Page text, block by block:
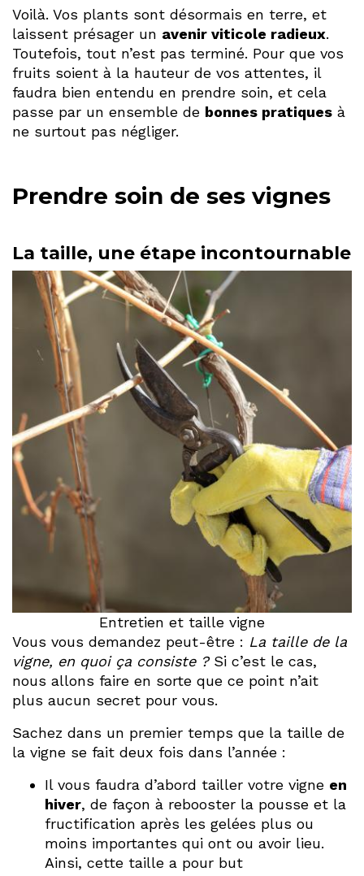
Voilà. Vos plants sont désormais en terre, et
laissent présager un avenir viticole radieux.
Toutefois, tout n’est pas terminé. Pour que vos
fruits soient à la hauteur de vos attentes, il
faudra bien entendu en prendre soin, et cela
passe par un ensemble de bonnes pratiques à
ne surtout pas négliger.
Prendre soin de ses vignes
La taille, une étape incontournable
Entretien et taille vigne
Vous vous demandez peut-être : La taille de la
vigne, en quoi ça consiste ? Si c’est le cas,
nous allons faire en sorte que ce point n’ait
plus aucun secret pour vous.
Sachez dans un premier temps que la taille de
la vigne se fait deux fois dans l’année :
Il vous faudra d’abord tailler votre vigne en
hiver, de façon à rebooster la pousse et la
fructification après les gelées plus ou
moins importantes qui ont ou avoir lieu.
Ainsi, cette taille a pour but